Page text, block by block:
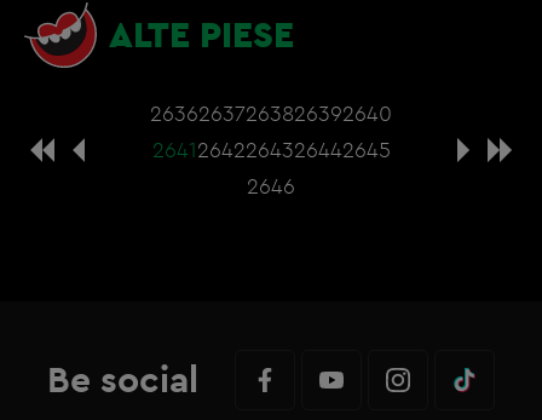
nevoie sa accepti cookie-urile social media
ALTE PIESE
26362637263826392640
26412642264326442645
2646
Be social